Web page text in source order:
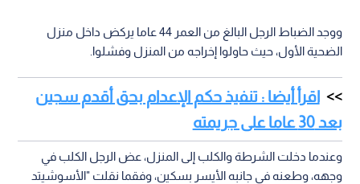
ووجد الضباط الرجل البالغ من العمر 44 عاما يركض داخل منزل
الضحية الأول، حيث حاولوا إخراجه من المنزل وفشلوا.
اقرأ أيضا : تنفيذ حكم الإعدام بحق أقدم سجين
بعد 30 عاما على جريمته
وعندما دخلت الشرطة والكلب إلى المنزل، عض الرجل الكلب في
وجهه، وطعنه في جانبه الأيسر بسكين، وفقما نقلت "الأسوشيتد